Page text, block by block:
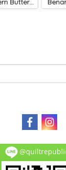
Benartex Fossil Fern Butternut